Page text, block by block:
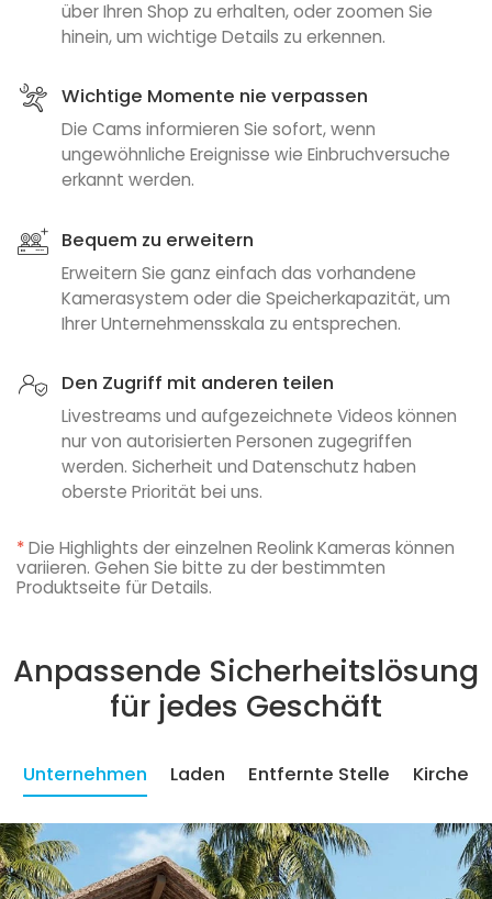
über Ihren Shop zu erhalten, oder zoomen Sie
hinein, um wichtige Details zu erkennen.
Wichtige Momente nie verpassen
Die Cams informieren Sie sofort, wenn
ungewöhnliche Ereignisse wie Einbruchversuche
erkannt werden.
Bequem zu erweitern
Erweitern Sie ganz einfach das vorhandene
Kamerasystem oder die Speicherkapazität, um
Ihrer Unternehmensskala zu entsprechen.
Den Zugriff mit anderen teilen
Livestreams und aufgezeichnete Videos können
nur von autorisierten Personen zugegriffen
werden. Sicherheit und Datenschutz haben
oberste Priorität bei uns.
*Die Highlights der einzelnen Reolink Kameras können
variieren. Gehen Sie bitte zu der bestimmten
Produktseite für Details.
Anpassende Sicherheitslösung
für jedes Geschäft
Unternehmen Laden Entfernte Stelle Kirche